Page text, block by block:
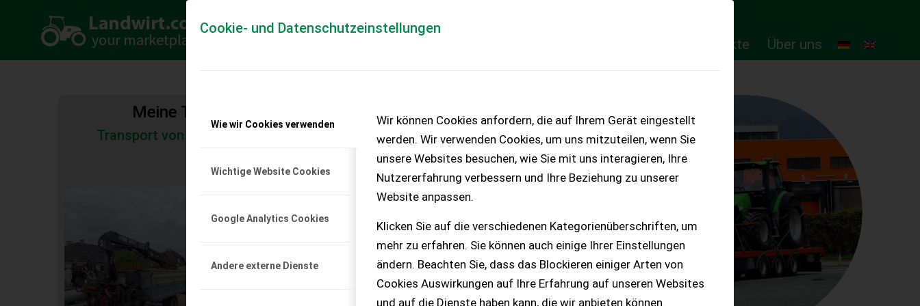
Cookie- und Datenschutzeinstellungen
Wie wir Cookies verwenden
Wichtige Website Cookies
Google Analytics Cookies
Andere externe Dienste
Wir können Cookies anfordern, die auf Ihrem Gerät eingestellt
werden. Wir verwenden Cookies, um uns mitzuteilen, wenn Sie
unsere Websites besuchen, wie Sie mit uns interagieren, Ihre
Nutzererfahrung verbessern und Ihre Beziehung zu unserer
Website anpassen.
Klicken Sie auf die verschiedenen Kategorienüberschriften, um
mehr zu erfahren. Sie können auch einige Ihrer Einstellungen
ändern. Beachten Sie, dass das Blockieren einiger Arten von
Cookies Auswirkungen auf Ihre Erfahrung auf unseren Websites
und auf die Dienste haben kann, die wir anbieten können.
Online-Produkte Über uns
Meine Transportkostenanfrage
Transport von Land- und Baumaschinen – KEINE
Traktor-Kranwagen inkl. Werkzeug
Verkaufe Eigenbau-Kranwagen mit Hiab-Kran 071
Hubkraft auf 2 m ca. 3 t, Hydrauliksteuerung ist
etwas veraltet und gehört modernisiert.
Privatverkauf: keine Garantie oder